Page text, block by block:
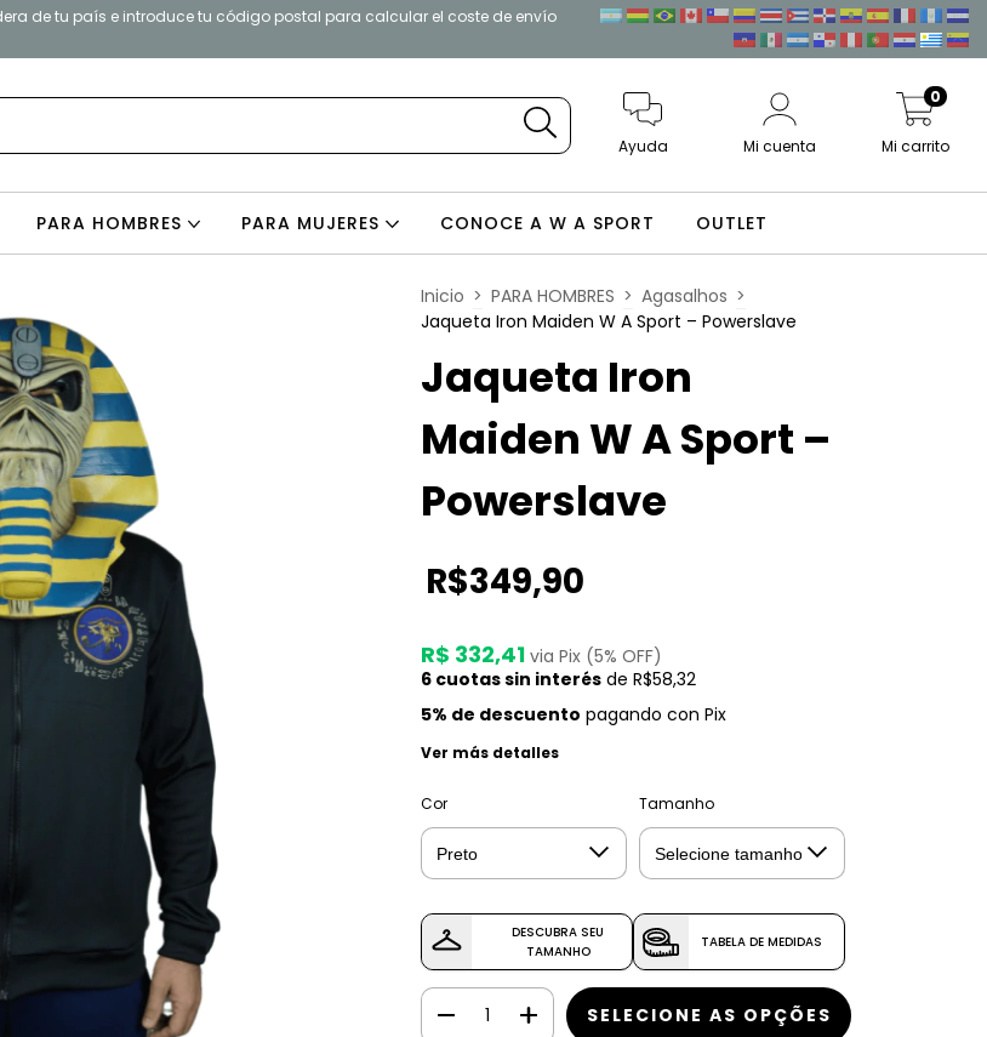
de tu país e introduce tu código postal para calcular el coste de envío
Ayuda Mi cuenta Mi carrito
0
PARA HOMBRES PARA MUJERES CONOCE A W A SPORT OUTLET
Inicio > PARA HOMBRES > Agasalhos >
Jaqueta Iron Maiden W A Sport – Powerslave
Jaqueta Iron
Maiden W A Sport –
Powerslave
R$349,90
R$ 332,41 via Pix (5% OFF)
6 cuotas sin interés de R$58,32
5% de descuento pagando con Pix
Ver más detalles
Cor Tamanho
DESCUBRA SEU
TAMANHO
TABELA DE MEDIDAS